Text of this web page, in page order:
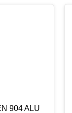
904 ALU